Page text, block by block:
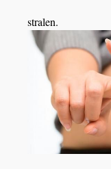
stralen.